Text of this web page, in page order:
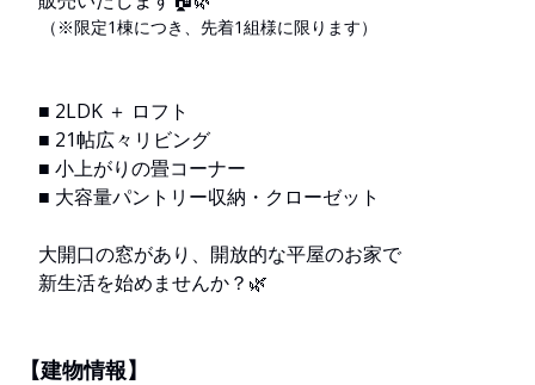
（※限定1棟につき、先着1組様に限ります）
■ 2LDK ＋ ロフト
■ 21帖広々リビング
■ 小上がりの畳コーナー
■ 大容量パントリー収納・クローゼット
大開口の窓があり、開放的な平屋のお家で
新生活を始めませんか？🌿‬
【建物情報】